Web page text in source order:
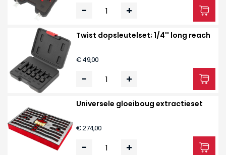
- +
Twist dopsleutelset; 1/4'' long reach
€ 49,00
- +
Universele gloeiboug extractieset
€ 274,00
- +